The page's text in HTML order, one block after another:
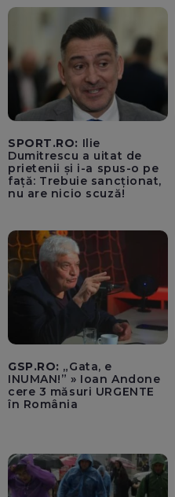
SPORT.RO: Ilie
Dumitrescu a uitat de
prietenii și i-a spus-o pe
față: Trebuie sancționat,
nu are nicio scuză!
GSP.RO: „Gata, e
INUMAN!” » Ioan Andone
cere 3 măsuri URGENTE
în România